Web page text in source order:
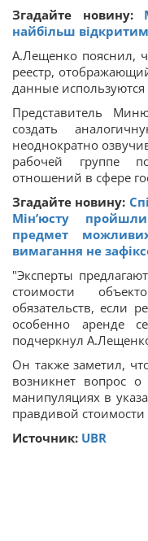
Згадайте новину:
найбільш
А.Лещенко пояснил,
реестр,
данные
Представитель
создать
неоднократно
рабочей группе
отношений в сфере
Згадайте новину:
Мін’юсту
предмет
вимагання не
"Эксперты
стоимости
обязательств, если
особенно аренде
подчеркнул
Он также заметил,
возникнет вопрос
манипуляциях в
правдивой стоимости
Источник: UBR